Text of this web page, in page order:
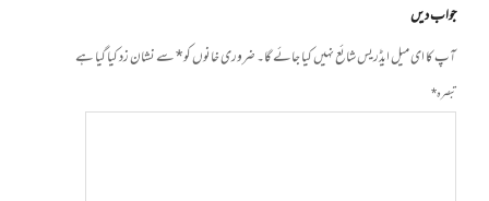
جواب دیں
آپ کا ای میل ایڈریس شائع نہیں کیا جائے گا۔ضروری خانوں کو*سے نشان زد کیا گیا ہے
تبصرہ*